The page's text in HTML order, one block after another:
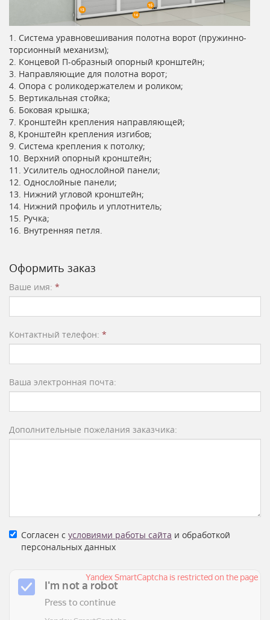
1. Система уравновешивания полотна ворот (пружинно-
торсионный механизм);
2. Концевой П-образный опорный кронштейн;
3. Направляющие для полотна ворот;
4. Опора с роликодержателем и роликом;
5. Вертикальная стойка;
6. Боковая крышка;
7. Кронштейн крепления направляющей;
8, Кронштейн крепления изгибов;
9. Система крепления к потолку;
10. Верхний опорный кронштейн;
11. Усилитель однослойной панели;
12. Однослойные панели;
13. Нижний угловой кронштейн;
14. Нижний профиль и уплотнитель;
15. Ручка;
16. Внутренняя петля.
Оформить заказ
Ваше имя: *
Контактный телефон: *
Ваша электронная почта:
Дополнительные пожелания заказчика:
Согласен с условиями работы сайта и обработкой
персональных данных